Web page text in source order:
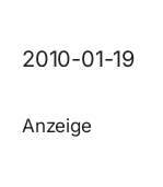
2010-01-19
Anzeige